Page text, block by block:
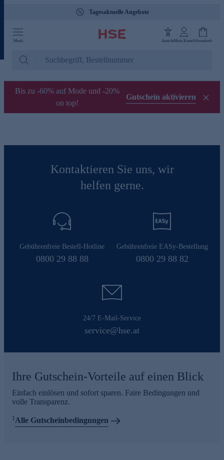
Tagesaktuelle Angebote
Menü AnsichtMein KontoWarenkorb
Bis zu -60% auf Mode und -20%
on top!
Gutschein aktivieren
Kontaktieren Sie uns, wir
helfen gerne.
Gebührenfreie Bestell-Hotline
0800 29 88 88
Gebührenfreie EASy-Bestellung
0800 29 88 82
24/7 E-Mail-Service
service@hse.at
Ihre Gutschein-Vorteile auf einen Blick
Einfach einlösen und sofort sparen. Faire Bedingungen und
volle Transparenz.
1Alle Gutscheinbedingungen